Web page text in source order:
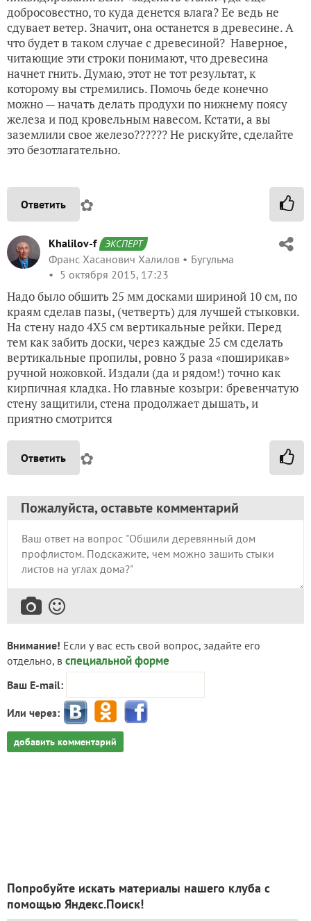
добросовестно, то куда денется влага? Ее ведь не
сдувает ветер. Значит, она останется в древесине. А
что будет в таком случае с древесиной? Наверное,
читающие эти строки понимают, что древесина
начнет гнить. Думаю, этот не тот результат, к
которому вы стремились. Помочь беде конечно
можно — начать делать продухи по нижнему поясу
железа и под кровельным навесом. Кстати, а вы
заземлили свое железо?????? Не рискуйте, сделайте
это безотлагательно.
Ответить ✿
Khalilov-f ЭКСПЕРТ
Франс Хасанович Халилов
Бугульма
5 октября 2015, 17:23
Надо было обшить 25 мм досками шириной 10 см, по
краям сделав пазы, (четверть) для лучшей стыковки.
На стену надо 4Х5 см вертикальные рейки. Перед
тем как забить доски, через каждые 25 см сделать
вертикальные пропилы, ровно 3 раза «поширикав»
ручной ножовкой. Издали (да и рядом!) точно как
кирпичная кладка. Но главные козыри: бревенчатую
стену защитили, стена продолжает дышать, и
приятно смотрится
Ответить ✿
Пожалуйста, оставьте комментарий
Внимание! Если у вас есть свой вопрос, задайте его
отдельно, в специальной форме
Ваш E-mail:
Или через:
добавить комментарий
Попробуйте искать материалы нашего клуба с
помощью Яндекс.Поиск!